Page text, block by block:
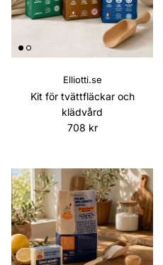
Elliotti.se
Kit för tvättfläckar och
klädvård
Ordinarie pris
708 kr